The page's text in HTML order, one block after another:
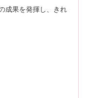
成果を発揮し、きれ